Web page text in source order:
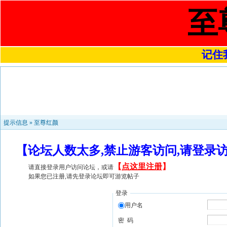
至
记住
提示信息 » 至尊红颜
【论坛人数太多,禁止游客访问,请登
请直接登录用户访问论坛，或请 【 点这里注册】
如果您已注册,请先登录论坛即可游览帖子
登录
用户名
密 码